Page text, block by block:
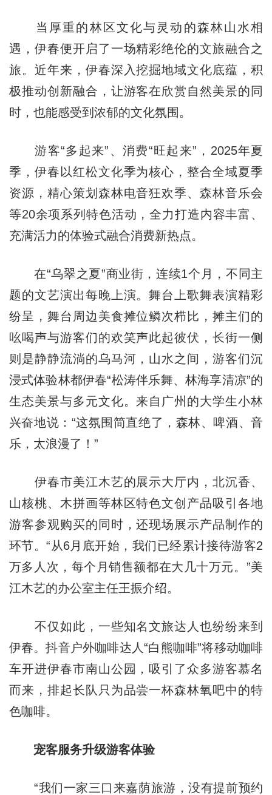
当厚重的林区文化与灵动的森林山水相
遇，伊春便开启了一场精彩绝伦的文旅融合之
旅。近年来，伊春深入挖掘地域文化底蕴，积
极推动创新融合，让游客在欣赏自然美景的同
时，也能感受到浓郁的文化氛围。
游客“多起来”、消费“旺起来”，2025年夏
季，伊春以红松文化季为核心，整合全域夏季
资源，精心策划森林电音狂欢季、森林音乐会
等20余项系列特色活动，全力打造内容丰富、
充满活力的体验式融合消费新热点。
在“乌翠之夏”商业街，连续1个月，不同主
题的文艺演出每晚上演。舞台上歌舞表演精彩
纷呈，舞台周边美食摊位鳞次栉比，摊主们的
吆喝声与游客们的欢笑声此起彼伏，长街一侧
则是静静流淌的乌马河，山水之间，游客们沉
浸式体验林都伊春“松涛伴乐舞、林海享清凉”的
生态美景与多元文化。来自广州的大学生小林
兴奋地说：“这氛围简直绝了，森林、啤酒、音
乐，太浪漫了！”
伊春市美江木艺的展示大厅内，北沉香、
山核桃、木拼画等林区特色文创产品吸引各地
游客参观购买的同时，还现场展示产品制作的
环节。“从6月底开始，我们已经累计接待游客2
万多人次，每个月销售额都在大几十万元。”美
江木艺的办公室主任王振介绍。
不仅如此，一些知名文旅达人也纷纷来到
伊春。抖音户外咖啡达人“白熊咖啡”将移动咖啡
车开进伊春市南山公园，吸引了众多游客慕名
而来，排起长队只为品尝一杯森林氧吧中的特
色咖啡。
宠客服务升级游客体验
“我们一家三口来嘉荫旅游，没有提前预约